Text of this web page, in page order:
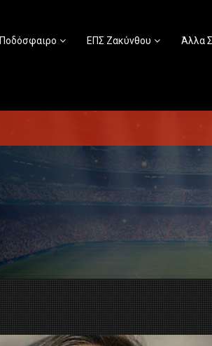
Ποδόσφαιρο ΕΠΣ Ζακύνθου Άλλα